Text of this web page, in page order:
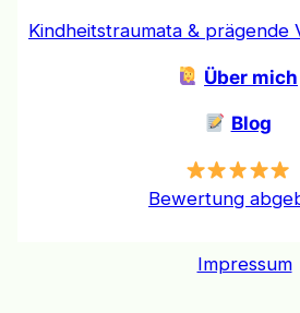
Kindheitstraumata & prägende
Über mich
Blog
Bewertung
Impressum